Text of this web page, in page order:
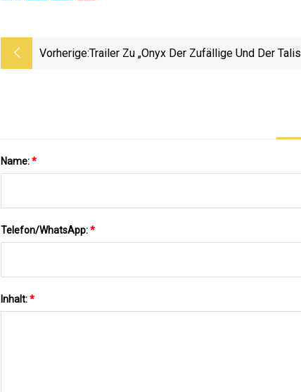
Vorherige:Trailer Zu „Onyx Der Zufällige Und Der
Name:*
Telefon/WhatsApp:*
Inhalt:*